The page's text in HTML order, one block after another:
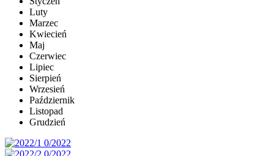
Luty
Marzec
Kwiecień
Maj
Czerwiec
Lipiec
Sierpień
Wrzesień
Październik
Listopad
Grudzień